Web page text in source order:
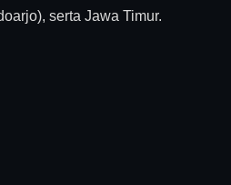
serta Jawa Timur.